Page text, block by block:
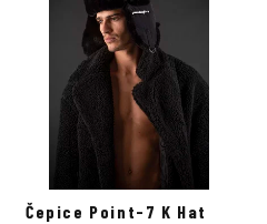
Čepice Point-7 K Hat